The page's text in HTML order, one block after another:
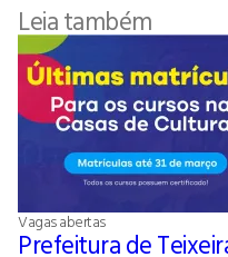
Leia também
Vagas abertas
Prefeitura de